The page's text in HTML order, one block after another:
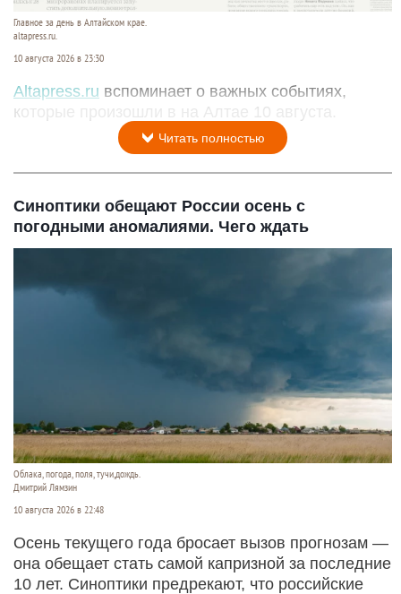
Главное за день в Алтайском крае.
altapress.ru.
10 августа 2026 в 23:30
Altapress.ru вспоминает о важных событиях,
которые произошли в на Алтае 10 августа.
Читать полностью
Синоптики обещают России осень с
погодными аномалиями. Чего ждать
Облака, погода, поля, тучи,дождь.
Дмитрий Лямзин
10 августа 2026 в 22:48
Осень текущего года бросает вызов прогнозам —
она обещает стать самой капризной за последние
10 лет. Синоптики предрекают, что российские